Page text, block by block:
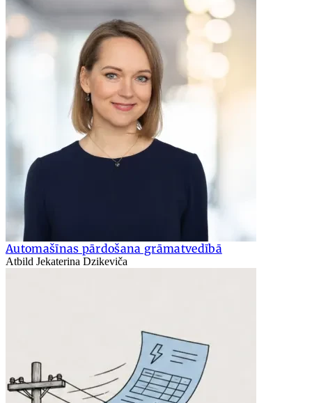
Automašīnas pārdošana grāmatvedībā
Atbild Jekaterina Dzikeviča